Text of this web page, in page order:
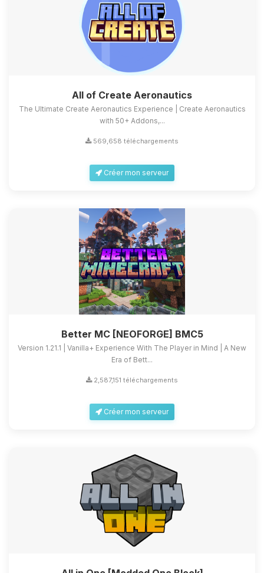
All of Create Aeronautics
The Ultimate Create Aeronautics Experience | Create Aeronautics
with 50+ Addons,...
569,658 téléchargements
Créer mon serveur
Better MC [NEOFORGE] BMC5
Version 1.21.1 | Vanilla+ Experience With The Player in Mind | A New
Era of Bett...
2,587,151 téléchargements
Créer mon serveur